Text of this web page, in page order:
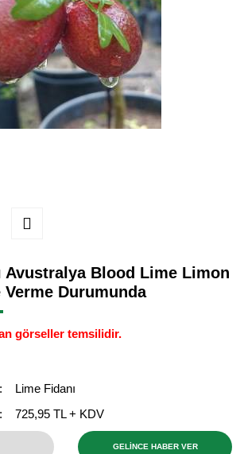
Avustralya Blood Lime Limon
Verme Durumunda
görseller temsilidir.
Lime Fidanı
725,95 TL + KDV
GELİNCE HABER VER